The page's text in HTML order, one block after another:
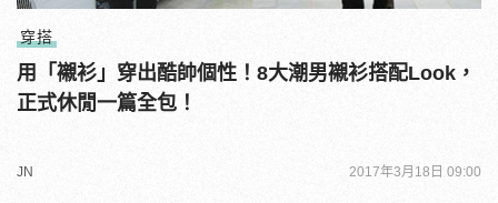
穿搭
用「襯衫」穿出酷帥個性！8大潮男襯衫搭配Look，
正式休閒一篇全包！
JN 2017年3月18日 09:00